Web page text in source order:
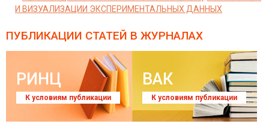
И ВИЗУАЛИЗАЦИИ ЭКСПЕРИМЕНТАЛЬНЫХ ДАННЫХ
ПУБЛИКАЦИИ СТАТЕЙ В ЖУРНАЛАХ
РИНЦ
К условиям публикации
ВАК
К условиям публикации